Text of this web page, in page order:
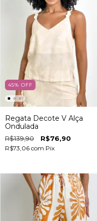
45% OFF
Regata Decote V Alça
Ondulada
R$139,90 R$76,90
R$73,06 com Pix